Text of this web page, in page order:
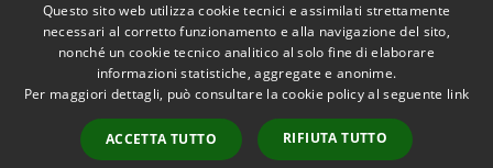
Accessibilità
Copyright © 2026 • Comune di
Martignana di Po • Powered by
Municipium•
Accesso
redazione
Questo sito web utilizza cookie tecnici e assimilati strettamente
necessari al corretto funzionamento e alla navigazione del sito,
nonché un cookie tecnico analitico al solo fine di elaborare
informazioni statistiche, aggregate e anonime.
Per maggiori dettagli, può consultare la cookie policy al seguente link
ACCETTA TUTTO RIFIUTA TUTTO